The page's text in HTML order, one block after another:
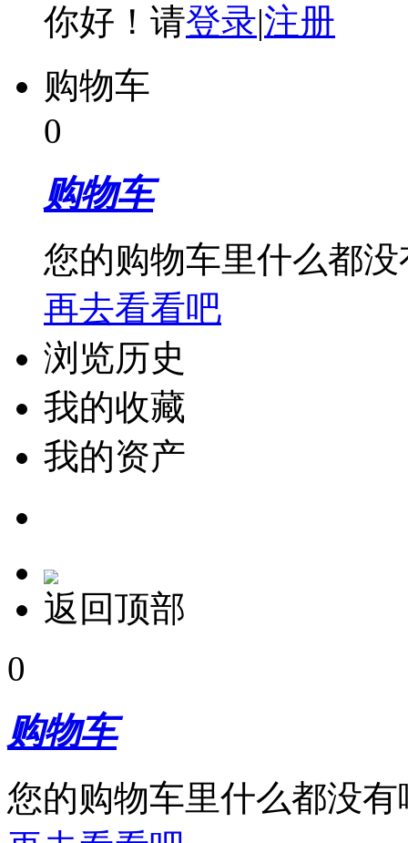
你好！请登录|注册
购物车
0
购物车
您的购物车里什么都没
再去看看吧
浏览历史
我的收藏
我的资产
返回顶部
0
购物车
您的购物车里什么都没有